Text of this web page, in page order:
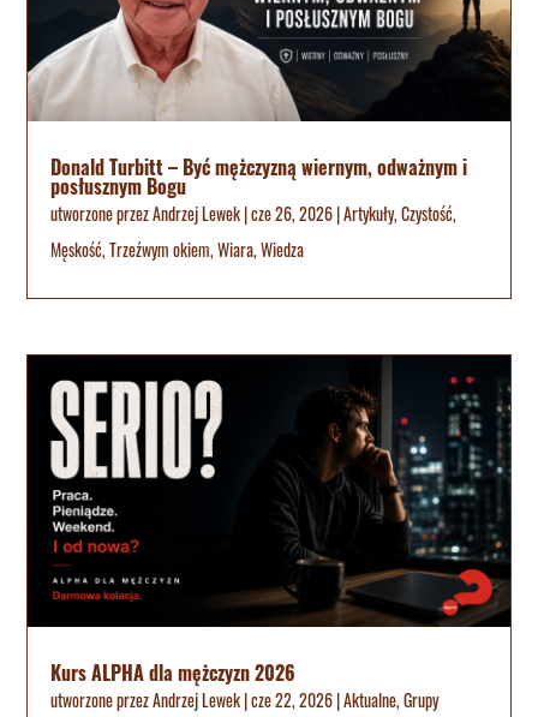
Donald Turbitt – Być mężczyzną wiernym, odważnym i
posłusznym Bogu
utworzone przezAndrzej Lewek|cze 26, 2026|Artykuły,Czystość,
Męskość,Trzeźwym okiem,Wiara,Wiedza
Kurs ALPHA dla mężczyzn 2026
utworzone przezAndrzej Lewek|cze 22, 2026|Aktualne,Grupy